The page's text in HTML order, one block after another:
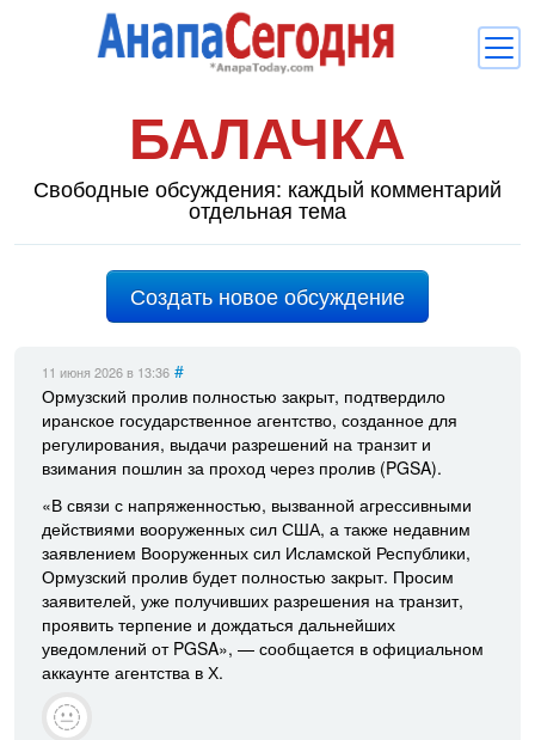
Новости
Блоги
Комментарии
Об Анапе
Регистрация и Вход
БАЛАЧКА
Свободные обсуждения: каждый комментарий
отдельная тема
Создать новое обсуждение
11 июня 2026 в 13:36 #
Ормузский пролив полностью закрыт, подтвердило
иранское государственное агентство, созданное для
регулирования, выдачи разрешений на транзит и
взимания пошлин за проход через пролив (PGSA).
«В связи с напряженностью, вызванной агрессивными
действиями вооруженных сил США, а также недавним
заявлением Вооруженных сил Исламской Республики,
Ормузский пролив будет полностью закрыт. Просим
заявителей, уже получивших разрешения на транзит,
проявить терпение и дождаться дальнейших
уведомлений от PGSA», — сообщается в официальном
аккаунте агентства в Х.